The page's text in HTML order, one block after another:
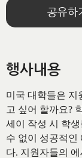
공유하
행사내용
미국 대학들은 지
고 싶어 할까요?
세이 작성 시 학
수 없이 성공적인
다. 지원자들의